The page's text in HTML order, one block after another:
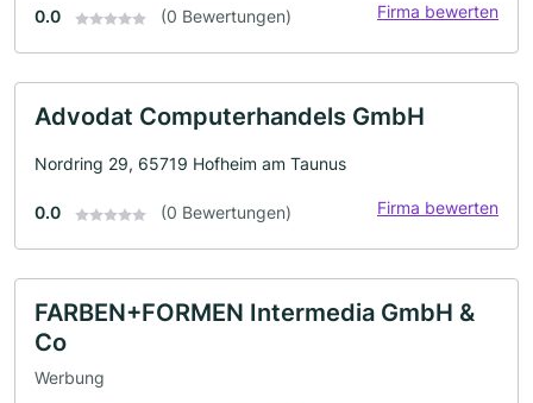
0.0 (0 Bewertungen) Firma bewerten
Advodat Computerhandels GmbH
Nordring 29, 65719 Hofheim am Taunus
0.0 (0 Bewertungen) Firma bewerten
FARBEN+FORMEN Intermedia GmbH &
Co
Werbung